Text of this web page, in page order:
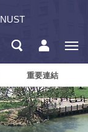
NUST
重要連結